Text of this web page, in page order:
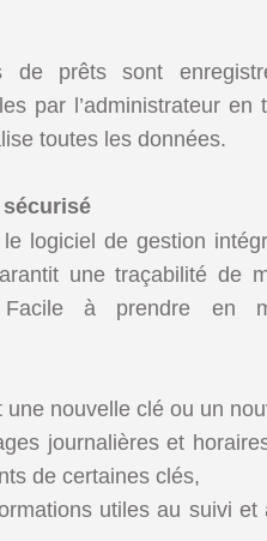
de prêts sont
par l’administrateur
toutes les données.
logiciel de gestion
une traçabilité de
Facile à prendre en
une nouvelle clé ou un
journalières et
de certaines clés,
utiles au suivi